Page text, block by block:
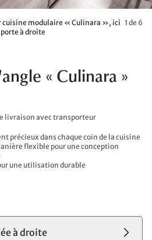
cuisine modulaire « Culinara », ici
à droite
1 de 6
« Culinara »
livraison avec transporteur
précieux dans chaque coin de la cuisine
flexible pour une conception
une utilisation durable
à droite